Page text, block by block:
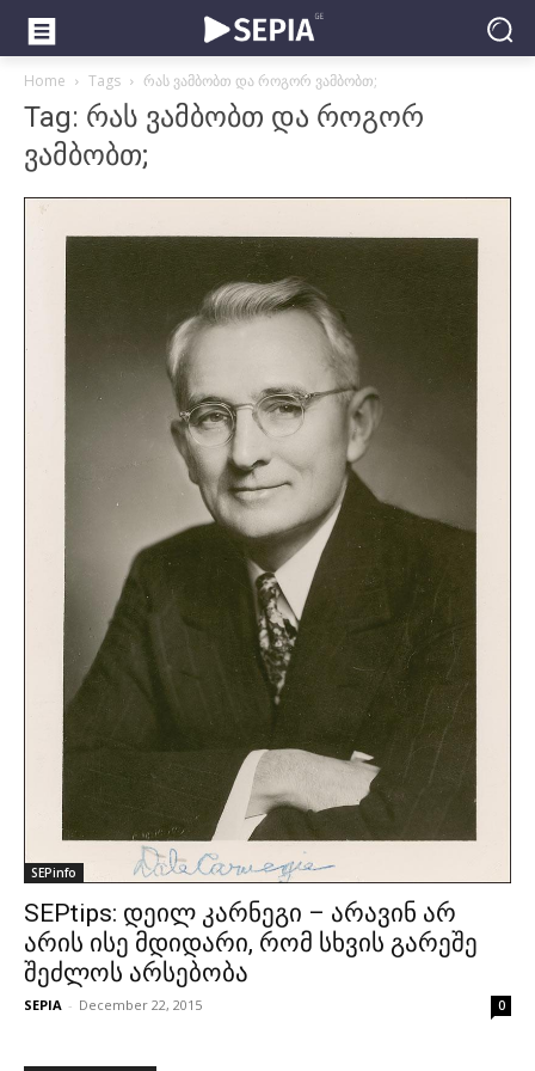
Home Tags რას ვამბობთ და როგორ ვამბობთ;
Tag: რას ვამბობთ და როგორ
ვამბობთ;
SEPinfo
SEPtips: დეილ კარნეგი – არავინ არ
არის ისე მდიდარი, რომ სხვის გარეშე
შეძლოს არსებობა
SEPIA - December 22, 2015 0